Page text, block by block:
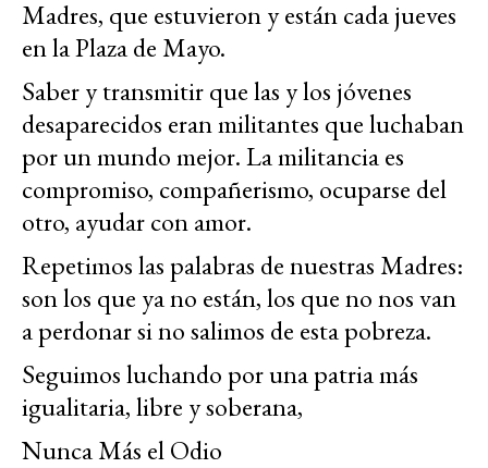
Madres, que estuvieron y están cada jueves
en la Plaza de Mayo.
Saber y transmitir que las y los jóvenes
desaparecidos eran militantes que luchaban
por un mundo mejor. La militancia es
compromiso, compañerismo, ocuparse del
otro, ayudar con amor.
Repetimos las palabras de nuestras Madres:
son los que ya no están, los que no nos van
a perdonar si no salimos de esta pobreza.
Seguimos luchando por una patria más
igualitaria, libre y soberana,
Nunca Más el Odio